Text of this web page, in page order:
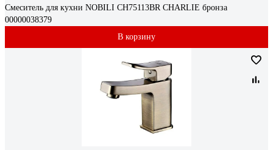
Смеситель для кухни NOBILI CH75113BR CHARLIE бронза
00000038379
В корзину